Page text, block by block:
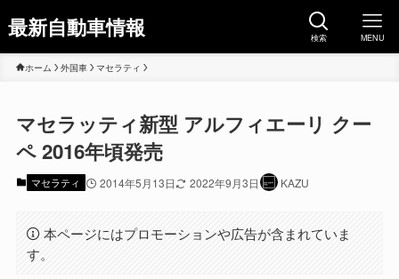
最新自動車情報 検索 MENU
ホーム 外国車 マセラティ
マセラッティ新型 アルフィエーリ クー
ペ 2016年頃発売
マセラティ 2014年5月13日 2022年9月3日 KAZU
本ページにはプロモーションや広告が含まれていま
す。